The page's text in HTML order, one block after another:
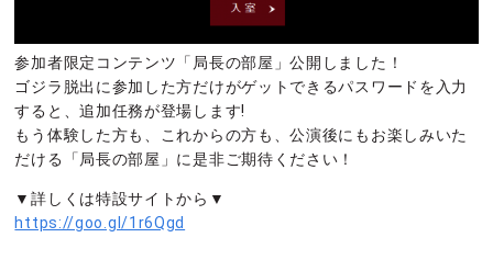
参加者限定コンテンツ「局長の部屋」公開しました！
ゴジラ脱出に参加した方だけがゲットできるパスワードを入力
すると、追加任務が登場します!
もう体験した方も、これからの方も、公演後にもお楽しみいた
だける「局長の部屋」に是非ご期待ください！
▼詳しくは特設サイトから▼
https://goo.gl/1r6Qgd